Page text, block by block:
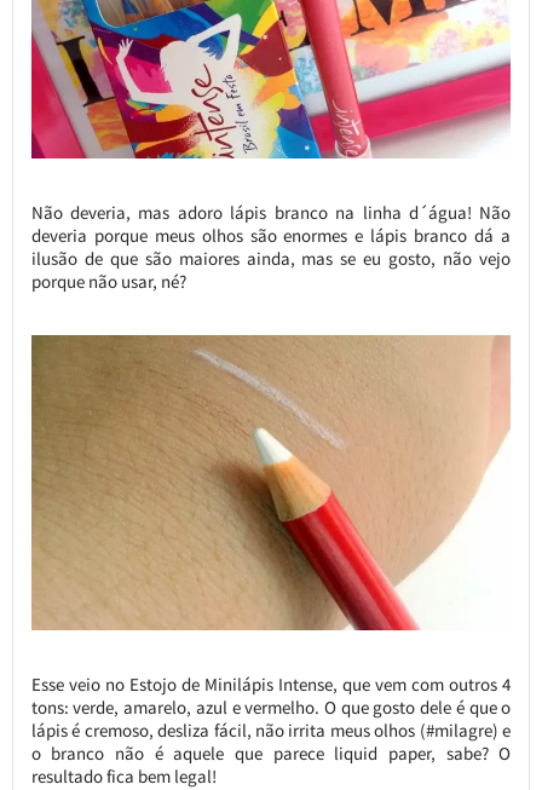
Não deveria, mas adoro lápis branco na linha d´água! Não
deveria porque meus olhos são enormes e lápis branco dá a
ilusão de que são maiores ainda, mas se eu gosto, não vejo
porque não usar, né?
Esse veio no Estojo de Minilápis Intense, que vem com outros 4
tons: verde, amarelo, azul e vermelho. O que gosto dele é que o
lápis é cremoso, desliza fácil, não irrita meus olhos (#milagre) e
o branco não é aquele que parece liquid paper, sabe? O
resultado fica bem legal!